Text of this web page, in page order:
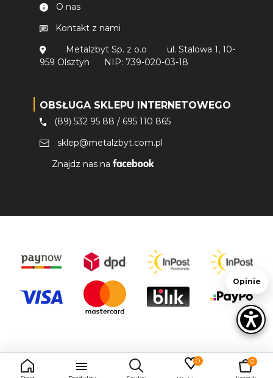
 0 0
O nas
Kontakt z nami
Metalzbyt Sp. z o.o
ul. Stalowa 1, 10-
959 Olsztyn
NIP: 739-020-03-18
OBSŁUGA SKLEPU INTERNETOWEGO
(89) 532 95 88 / 695 110 865
sklep@metalzbyt.com.pl
Znajdz nas na
Opinie